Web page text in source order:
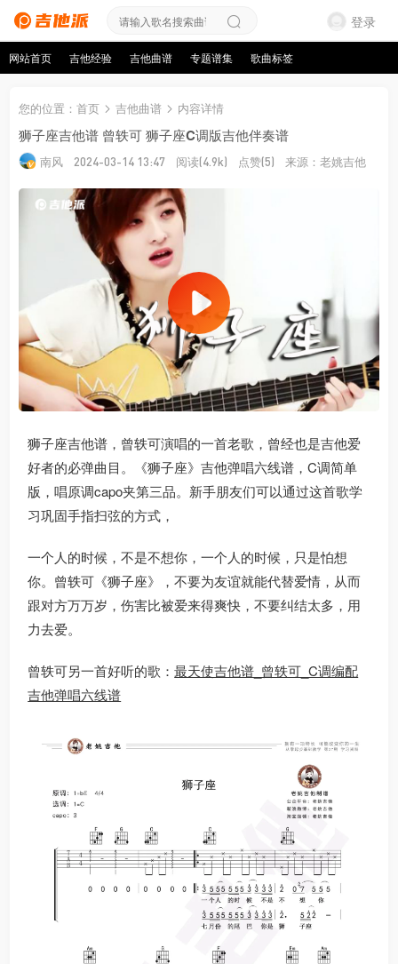
登录
网站首页 吉他经验 吉他曲谱 专题谱集 歌曲标签
您的位置 ：首页 吉他曲谱 内容详情
狮子座吉他谱 曾轶可 狮子座C调版吉他伴奏谱
南风 2024-03-14 13:47 阅读(4.9k) 点赞(5) 来源：老姚吉他
狮子座吉他谱，曾轶可演唱的一首老歌，曾经也是吉他爱
好者的必弹曲目。《狮子座》吉他弹唱六线谱，C调简单
版，唱原调capo夹第三品。新手朋友们可以通过这首歌学
习巩固手指扫弦的方式，
一个人的时候，不是不想你，一个人的时候，只是怕想
你。曾轶可《狮子座》，不要为友谊就能代替爱情，从而
跟对方万万岁，伤害比被爱来得爽快，不要纠结太多，用
力去爱。
曾轶可另一首好听的歌：最天使吉他谱_曾轶可_C调编配
吉他弹唱六线谱